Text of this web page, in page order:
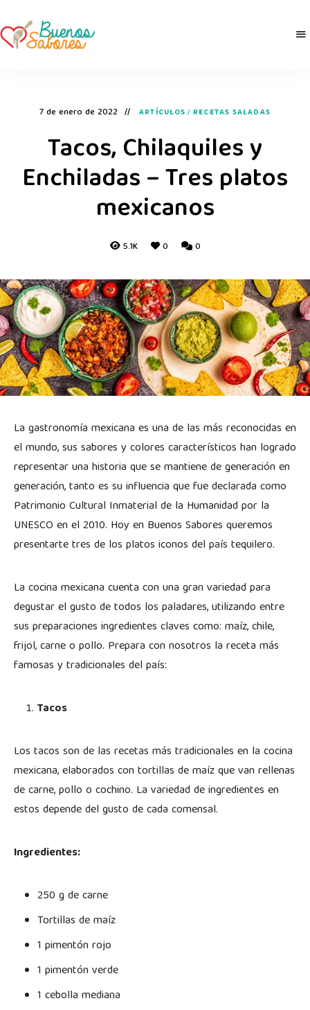
7 de enero de 2022 ARTÍCULOS / RECETAS SALADAS
Tacos, Chilaquiles y
Enchiladas – Tres platos
mexicanos
5.1K 0 0
La gastronomía mexicana es una de las más reconocidas en
el mundo, sus sabores y colores característicos han logrado
representar una historia que se mantiene de generación en
generación, tanto es su influencia que fue declarada como
Patrimonio Cultural Inmaterial de la Humanidad por la
UNESCO en el 2010. Hoy en Buenos Sabores queremos
presentarte tres de los platos iconos del país tequilero.
La cocina mexicana cuenta con una gran variedad para
degustar el gusto de todos los paladares, utilizando entre
sus preparaciones ingredientes claves como: maíz, chile,
frijol, carne o pollo. Prepara con nosotros la receta más
famosas y tradicionales del país:
Tacos
Los tacos son de las recetas más tradicionales en la cocina
mexicana, elaborados con tortillas de maíz que van rellenas
de carne, pollo o cochino. La variedad de ingredientes en
estos depende del gusto de cada comensal.
Ingredientes:
250 g de carne
Tortillas de maíz
1 pimentón rojo
1 pimentón verde
1 cebolla mediana